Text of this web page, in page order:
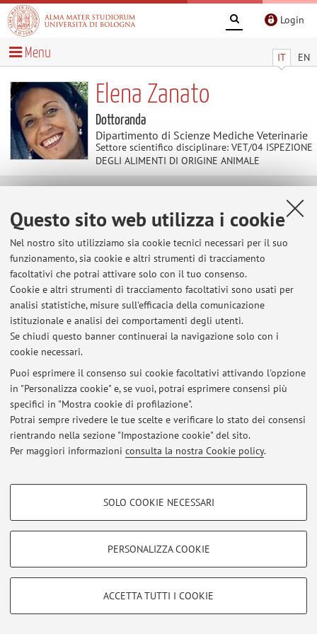
Questo sito web utilizza i cookie
Nel nostro sito utilizziamo sia cookie tecnici necessari per il suo
funzionamento, sia cookie e altri strumenti di tracciamento
facoltativi che potrai attivare solo con il tuo consenso.
Cookie e altri strumenti di tracciamento facoltativi sono usati per
analisi statistiche, misure sull'efficacia della comunicazione
istituzionale e analisi dei comportamenti degli utenti.
Se chiudi questo banner continuerai la navigazione solo con i
cookie necessari.
Puoi esprimere il consenso sui cookie facoltativi attivando l'opzione
in "Personalizza cookie" e, se vuoi, potrai esprimere consensi più
specifici in "Mostra cookie di profilazione".
Potrai sempre rivedere le tue scelte e verificare lo stato dei consensi
rientrando nella sezione "Impostazione cookie" del sito.
Per maggiori informazioni consulta la nostra Cookie policy.
COOKIE DI PROFILAZIONE - FACOLTATIVI
COOKIE TECNICI - NECESSARI
Si tratta di cookie tecnici utilizzati, a titolo esemplificativo, per il corretto
SOLO COOKIE NECESSARI
PERSONALIZZA COOKIE
ACCETTA TUTTI I COOKIE
Login
IT EN
Menu
Elena Zanato
Dottoranda
Dipartimento di Scienze Mediche Veterinarie
Settore scientifico disciplinare: VET/04 ISPEZIONE
DEGLI ALIMENTI DI ORIGINE ANIMALE
Contenuti utili
Al momento non sono presenti contenuti.
Ultimi avvisi
Al momento non sono presenti avvisi.
Area riservata
Accedi tramiteloginper gestire tutti i contenuti del sito.
© 2026 - ALMA MATER STUDIORUM - Università di Bologna - Via
Zamboni, 33 - 40126 Bologna - Partita IVA: 01131710376